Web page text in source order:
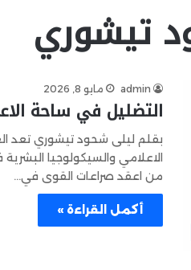
تيشوري
admin مايو 8, 2026
التضليل في ساحة
بقلم ليلى شحود تيشوري تعد
الاعلامي والسيكولوجيا
من اعقد صراعات القوى في…
أكمل القراءة »